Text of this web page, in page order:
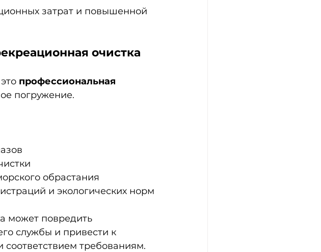
затрат и повышенной
очистка
профессиональная
погружение.
обрастания
и экологических норм
может повредить
службы и привести к
требованиям.